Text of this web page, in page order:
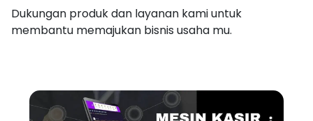
Dukungan produk dan layanan kami untuk
membantu memajukan bisnis usaha mu.